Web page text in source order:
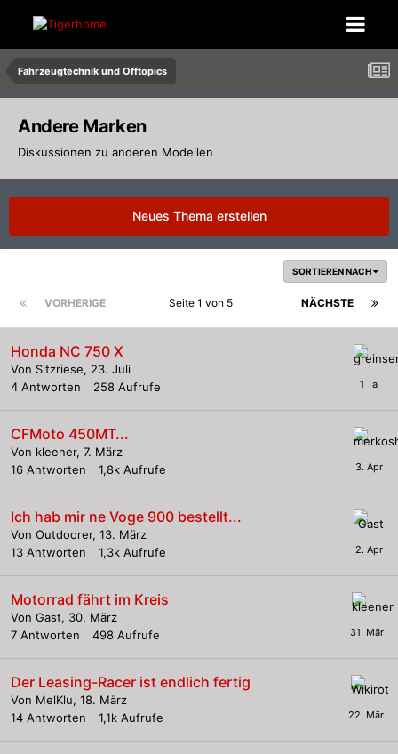
Fahrzeugtechnik und Offtopics
Andere Marken
Diskussionen zu anderen Modellen
Neues Thema erstellen
SORTIEREN NACH
VORHERIGE NÄCHSTE
Seite 1 von 5
Honda NC 750 X
Von Sitzriese, 23. Juli
4 Antworten 258 Aufrufe
CFMoto 450MT...
Von kleener, 7. März
16 Antworten 1,8k Aufrufe
Ich hab mir ne Voge 900 bestellt...
Von Outdoorer, 13. März
13 Antworten 1,3k Aufrufe
Motorrad fährt im Kreis
Von Gast, 30. März
7 Antworten 498 Aufrufe
Der Leasing-Racer ist endlich fertig
Von MelKlu, 18. März
14 Antworten 1,1k Aufrufe